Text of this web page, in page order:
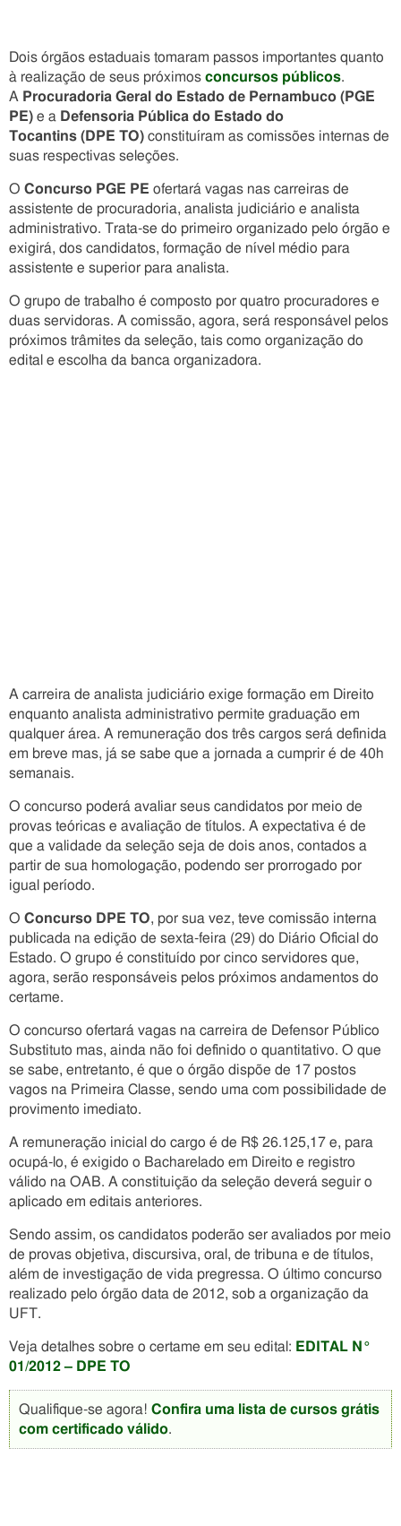
Dois órgãos estaduais tomaram passos importantes quanto
à realização de seus próximos concursos públicos.
A Procuradoria Geral do Estado de Pernambuco (PGE
PE) e a Defensoria Pública do Estado do
Tocantins (DPE TO) constituíram as comissões internas de
suas respectivas seleções.
O Concurso PGE PE ofertará vagas nas carreiras de
assistente de procuradoria, analista judiciário e analista
administrativo. Trata-se do primeiro organizado pelo órgão e
exigirá, dos candidatos, formação de nível médio para
assistente e superior para analista.
O grupo de trabalho é composto por quatro procuradores e
duas servidoras. A comissão, agora, será responsável pelos
próximos trâmites da seleção, tais como organização do
edital e escolha da banca organizadora.
A carreira de analista judiciário exige formação em Direito
enquanto analista administrativo permite graduação em
qualquer área. A remuneração dos três cargos será definida
em breve mas, já se sabe que a jornada a cumprir é de 40h
semanais.
O concurso poderá avaliar seus candidatos por meio de
provas teóricas e avaliação de títulos. A expectativa é de
que a validade da seleção seja de dois anos, contados a
partir de sua homologação, podendo ser prorrogado por
igual período.
O Concurso DPE TO, por sua vez, teve comissão interna
publicada na edição de sexta-feira (29) do Diário Oficial do
Estado. O grupo é constituído por cinco servidores que,
agora, serão responsáveis pelos próximos andamentos do
certame.
O concurso ofertará vagas na carreira de Defensor Público
Substituto mas, ainda não foi definido o quantitativo. O que
se sabe, entretanto, é que o órgão dispõe de 17 postos
vagos na Primeira Classe, sendo uma com possibilidade de
provimento imediato.
A remuneração inicial do cargo é de R$ 26.125,17 e, para
ocupá-lo, é exigido o Bacharelado em Direito e registro
válido na OAB. A constituição da seleção deverá seguir o
aplicado em editais anteriores.
Sendo assim, os candidatos poderão ser avaliados por meio
de provas objetiva, discursiva, oral, de tribuna e de títulos,
além de investigação de vida pregressa. O último concurso
realizado pelo órgão data de 2012, sob a organização da
UFT.
Veja detalhes sobre o certame em seu edital: EDITAL N°
01/2012 – DPE TO
Qualifique-se agora! Confira uma lista de cursos grátis
com certificado válido.